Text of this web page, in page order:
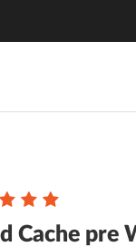
Cache pre